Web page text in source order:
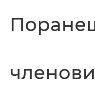
членови